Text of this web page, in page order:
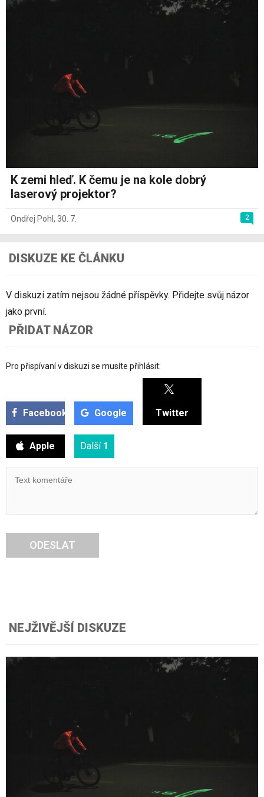
K zemi hleď. K čemu je na kole dobrý
laserový projektor?
2
Ondřej Pohl , 30. 7.
DISKUZE KE ČLÁNKU
V diskuzi zatím nejsou žádné příspěvky. Přidejte svůj názor
jako první.
PŘIDAT NÁZOR
Pro přispívaní v diskuzi se musíte přihlásit:
Facebook Google Twitter
Apple Další 1
ODESLAT
NEJŽIVĚJŠÍ DISKUZE